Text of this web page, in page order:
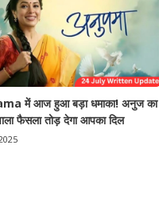
में आज हुआ बड़ा धमाका! अनुज का
फैसला तोड़ देगा आपका दिल